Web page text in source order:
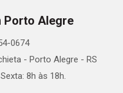
Porto Alegre
0674
- Porto Alegre - RS
8h às 18h.